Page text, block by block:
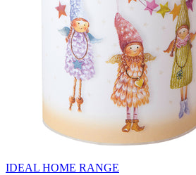
IDEAL HOME RANGE